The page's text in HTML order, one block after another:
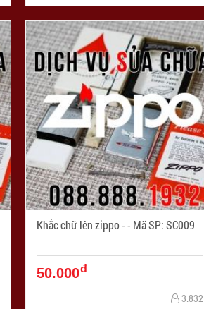
Khắc chữ lên zippo - - Mã SP: SC009
50.000đ
3.832